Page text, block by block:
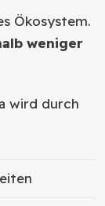
Ökosystem.
weniger
wird durch